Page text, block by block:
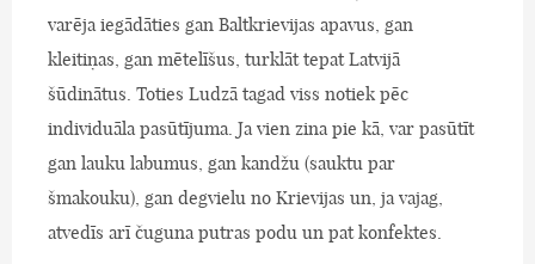
varēja iegādāties gan Baltkrievijas apavus, gan
kleitiņas, gan mētelīšus, turklāt tepat Latvijā
šūdinātus. Toties Ludzā tagad viss notiek pēc
individuāla pasūtījuma. Ja vien zina pie kā, var pasūtīt
gan lauku labumus, gan kandžu (sauktu par
šmakouku), gan degvielu no Krievijas un, ja vajag,
atvedīs arī čuguna putras podu un pat konfektes.